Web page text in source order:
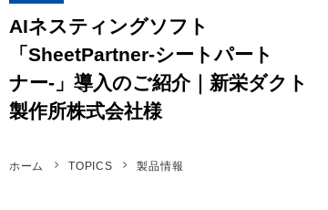
AIネスティングソフト
「SheetPartner-シートパート
ナー-」導入のご紹介｜新栄ダクト
製作所株式会社様
ホーム TOPICS 製品情報